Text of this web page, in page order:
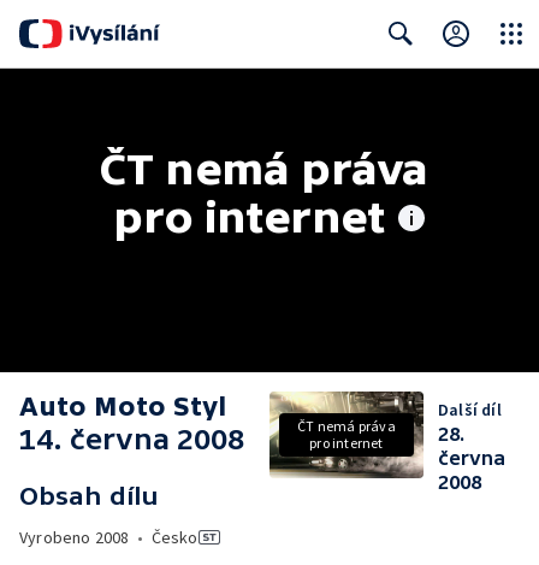
ČT nemá práva
pro internet
Auto Moto Styl
14. června 2008
Obsah dílu
Vyrobeno 2008 • Česko
ČT nemá práva
pro internet
Další díl
28.
června
2008